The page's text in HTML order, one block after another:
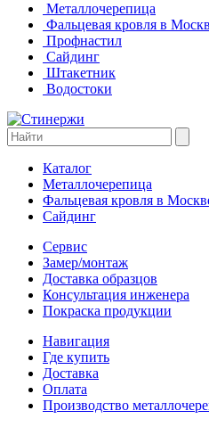
Металлочерепица
Фальцевая кровля в
Профнастил
Сайдинг
Штакетник
Водостоки
Каталог
Металлочерепица
Фальцевая кровля в
Сайдинг
Сервис
Замер/монтаж
Доставка образцов
Консультация инженера
Покраска продукции
Навигация
Где купить
Доставка
Оплата
Производство